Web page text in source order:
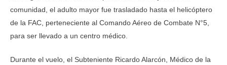
comunidad, el adulto mayor fue trasladado hasta el helicóptero
de la FAC, perteneciente al Comando Aéreo de Combate N°5,
para ser llevado a un centro médico.
Durante el vuelo, el Subteniente Ricardo Alarcón, Médico de la